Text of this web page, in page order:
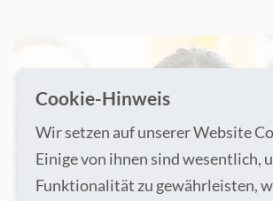
Cookie-Hinweis
Wir setzen auf unserer Website
Einige von ihnen sind wesentlich,
Funktionalität zu gewährleisten,